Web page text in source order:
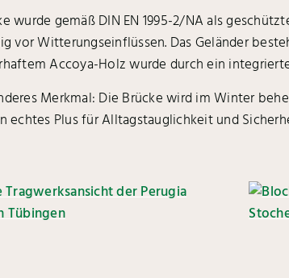
wurde gemäß DIN EN 1995-2/NA als
vor Witterungseinflüssen. Das Geländer
Accoya-Holz wurde durch ein
Merkmal: Die Brücke wird im Winter
echtes Plus für Alltagstauglichkeit und